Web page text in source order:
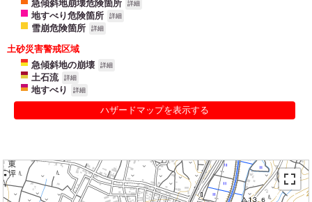
急傾斜地崩壊危険箇所 詳細
地すべり危険箇所 詳細
雪崩危険箇所 詳細
土砂災害警戒区域
急傾斜地の崩壊
詳細
土石流 詳細
地すべり 詳細
ハザードマップを表示する